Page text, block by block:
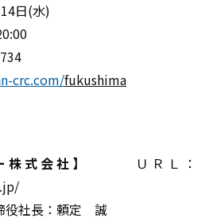
日(水)
crc.com/fukushima
ー株式会社】
ＵＲＬ：
社長：頼定 誠